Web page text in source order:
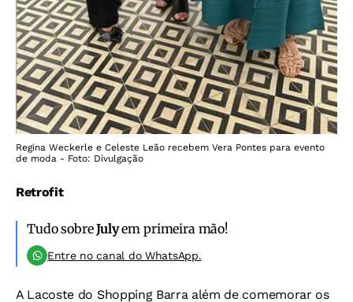
Regina Weckerle e Celeste Leão recebem Vera Pontes para evento
de moda - Foto: Divulgação
Retrofit
Tudo sobreJulyem primeira mão!
Entre no canal do WhatsApp.
A Lacoste do Shopping Barra além de comemorar os